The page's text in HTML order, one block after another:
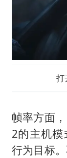
打
帧率方面
2的主机模
行为目标